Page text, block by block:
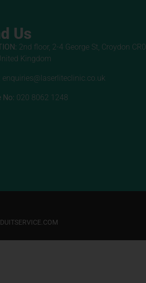
Us
2nd floor, 2-4 George St, Croydon CR0
Kingdom
enquiries@laserliteclinic.co.uk
No: 020 8062 1248
DUITSERVICE.COM